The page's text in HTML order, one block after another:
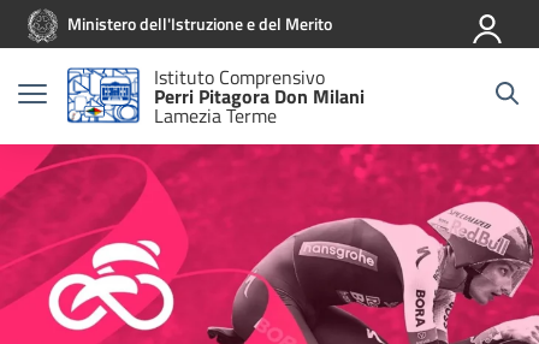
Vai ai contenuti
Vai al menu di navigazione
Vai al footerMinistero dell'Istruzione e del Merito
Istituto Comprensivo
Perri Pitagora Don Milani
Lamezia Terme